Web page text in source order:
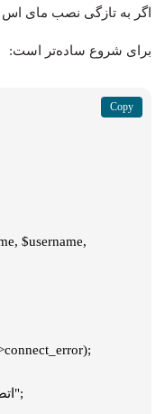
برای شروع ساده‌تر است:
$username,